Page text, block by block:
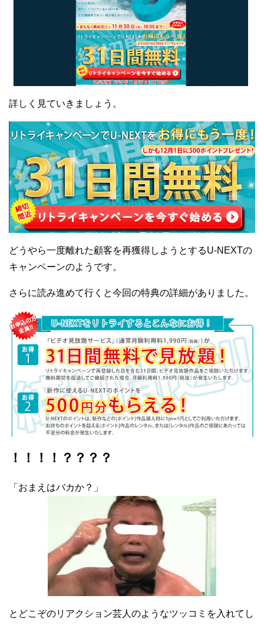
詳しく見ていきましょう。
どうやら一度離れた顧客を再獲得しようとするU-NEXTの
キャンペーンのようです。
さらに読み進めて行くと今回の特典の詳細がありました。
！！！！？？？？
「おまえはバカか？」
とどこぞのリアクション芸人のようなツッコミを入れてし